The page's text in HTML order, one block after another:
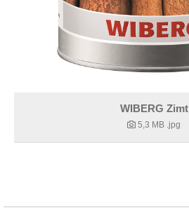
WIBERG Zimt
5,3 MB .jpg